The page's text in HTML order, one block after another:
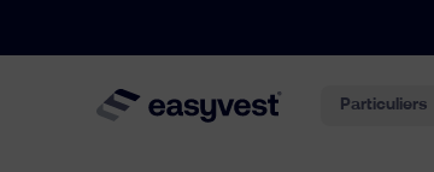
Particuliers